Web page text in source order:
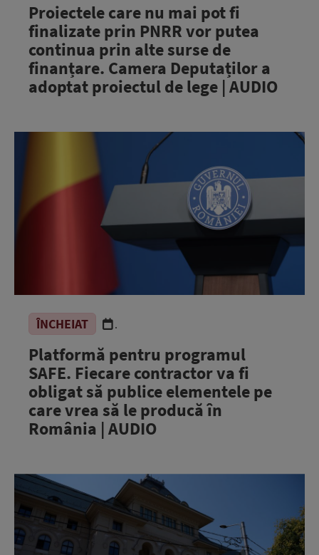
Proiectele care nu mai pot fi
finalizate prin PNRR vor putea
continua prin alte surse de
finanțare. Camera Deputaților a
adoptat proiectul de lege | AUDIO
ÎNCHEIAT .
Platformă pentru programul
SAFE. Fiecare contractor va fi
obligat să publice elementele pe
care vrea să le producă în
România | AUDIO